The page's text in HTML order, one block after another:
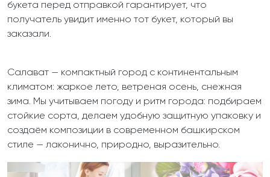
букета перед отправкой гарантирует, что
получатель увидит именно тот букет, который вы
заказали.
Салават — компактный город с континентальным
климатом: жаркое лето, ветреная осень, снежная
зима. Мы учитываем погоду и ритм города: подбираем
стойкие сорта, делаем удобную защитную упаковку и
создаём композиции в современном башкирском
стиле — лаконично, природно, выразительно.